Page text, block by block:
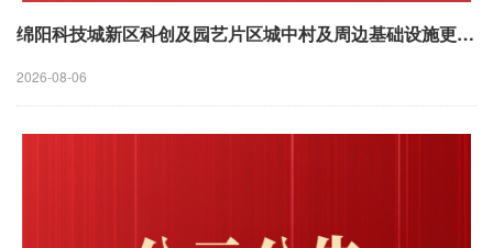
绵阳科技城新区科创及园艺片区城中村及周边基础设施更新改造项目施工阶段全过程造价咨询（含清单编制）中选结果公告
2026-08-06